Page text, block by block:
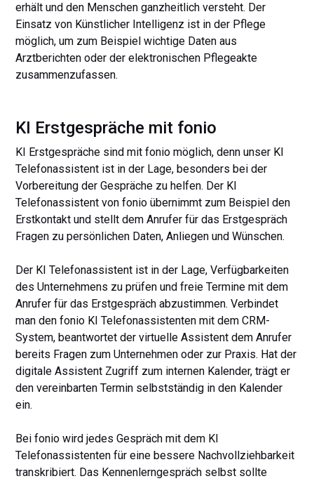
erhält und den Menschen ganzheitlich versteht. Der
Einsatz von Künstlicher Intelligenz ist in der Pflege
möglich, um zum Beispiel wichtige Daten aus
Arztberichten oder der elektronischen Pflegeakte
zusammenzufassen.
KI Erstgespräche mit fonio
KI Erstgespräche sind mit fonio möglich, denn unser KI
Telefonassistent ist in der Lage, besonders bei der
Vorbereitung der Gespräche zu helfen. Der KI
Telefonassistent von fonio übernimmt zum Beispiel den
Erstkontakt und stellt dem Anrufer für das Erstgespräch
Fragen zu persönlichen Daten, Anliegen und Wünschen.
Der KI Telefonassistent ist in der Lage, Verfügbarkeiten
des Unternehmens zu prüfen und freie Termine mit dem
Anrufer für das Erstgespräch abzustimmen. Verbindet
man den fonio KI Telefonassistenten mit dem CRM-
System, beantwortet der virtuelle Assistent dem Anrufer
bereits Fragen zum Unternehmen oder zur Praxis. Hat der
digitale Assistent Zugriff zum internen Kalender, trägt er
den vereinbarten Termin selbstständig in den Kalender
ein.
Bei fonio wird jedes Gespräch mit dem KI
Telefonassistenten für eine bessere Nachvollziehbarkeit
transkribiert. Das Kennenlerngespräch selbst sollte